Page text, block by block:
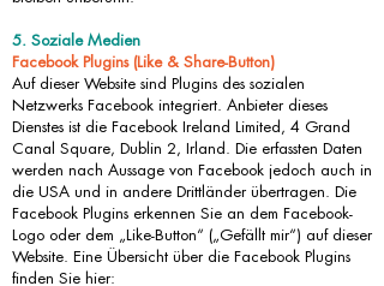
5. Soziale Medien
Facebook Plugins (Like & Share-Button)
Auf dieser Website sind Plugins des sozialen
Netzwerks Facebook integriert. Anbieter dieses
Dienstes ist die Facebook Ireland Limited, 4 Grand
Canal Square, Dublin 2, Irland. Die erfassten Daten
werden nach Aussage von Facebook jedoch auch in
die USA und in andere Drittländer übertragen. Die
Facebook Plugins erkennen Sie an dem Facebook-
Logo oder dem „Like-Button“ („Gefällt mir“) auf dieser
Website. Eine Übersicht über die Facebook Plugins
finden Sie hier: